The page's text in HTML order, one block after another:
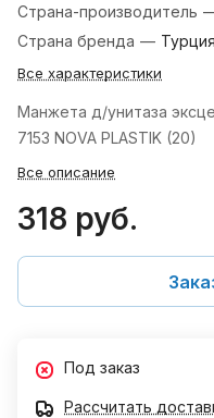
Страна-производитель
Страна бренда — Турция
Все характеристики
Манжета д/унитаза
7153 NOVA PLASTIK (20)
Все описание
318 руб.
Под заказ
Рассчитать